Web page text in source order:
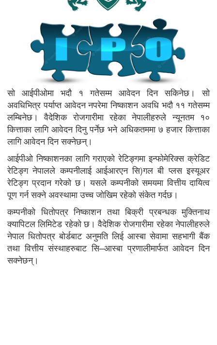
सो आईपीओमा भदौ १ गतेसम्म आवेदन दिन सकिनेछ। सो
अवधिभित्र पर्याप्त आवेदन नपरेमा निष्काशन अवधि भदौ ११ गतेसम्म
लम्बिनेछ। वैदेशिक रोजगारीमा रहेका नेपालीहरुले न्यूनतम १०
कित्ताका लागि आवेदन दिनु पर्नेछ भने अधिकतममा ७ हजार कित्ताका
लागि आवेदन दिन सक्नेछन्।
आईपीओ निष्काशनका लागि गराएको रेटिङ्गमा इन्फोमेरिक्स क्रेडिट
रेटिङ्ग नेपालले कम्पनीलाई आईआरएन सि)गल बी प्लस इस्यूअर
रेटिङ्ग प्रदान गरेको छ। यसले कम्पनीको समयमा वित्तीय दायित्व
पूण गर्न सक्ने अवस्थामा उच्च जोखिम रहेको संकेत गर्दछ।
कम्पनीको धितोपत्र निष्काशन तथा बिक्री प्रबन्धक मुक्तिनाथ
क्यापिटल लिमिटेड रहेको छ। वैदेशिक रोजगारीमा रहेका नेपालीहरुले
नेपाल धितोपत्र बोर्डबाट अनुमति लिई आस्बा सेवामा सहभागी बैंक
तथा वित्तीय संस्थाहरुबाट सि–आस्बा प्रणालीमार्फत आवेदन दिन
सक्नेछन्।